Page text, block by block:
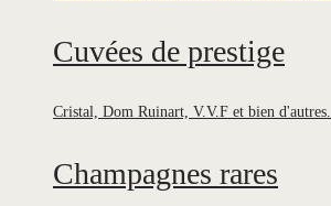
Cuvées de prestige
Cristal, Dom Ruinart, V.V.F et bien d'autres.
Champagnes rares